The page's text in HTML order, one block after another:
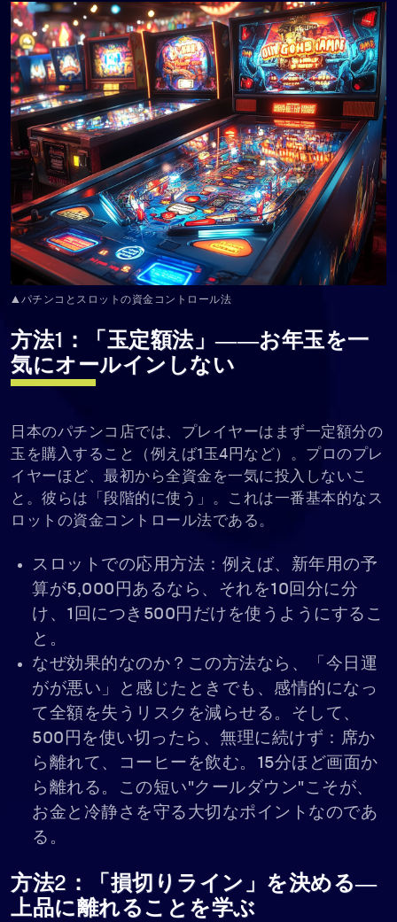
▲パチンコとスロットの資金コントロール法
方法1：「玉定額法」――お年玉を一
気にオールインしない
日本のパチンコ店では、プレイヤーはまず一定額分の
玉を購入すること（例えば1玉4円など）。プロのプレ
イヤーほど、最初から全資金を一気に投入しないこ
と。彼らは「段階的に使う」。これは一番基本的なス
ロットの資金コントロール法である。
スロットでの応用方法：例えば、新年用の予
算が5,000円あるなら、それを10回分に分
け、1回につき500円だけを使うようにするこ
と。
なぜ効果的なのか？この方法なら、「今日運
がが悪い」と感じたときでも、感情的になっ
て全額を失うリスクを減らせる。そして、
500円を使い切ったら、無理に続けず：席か
ら離れて、コーヒーを飲む。15分ほど画面か
ら離れる。この短い"クールダウン"こそが、
お金と冷静さを守る大切なポイントなのであ
る。
方法2：「損切りライン」を決める―
上品に離れることを学ぶ